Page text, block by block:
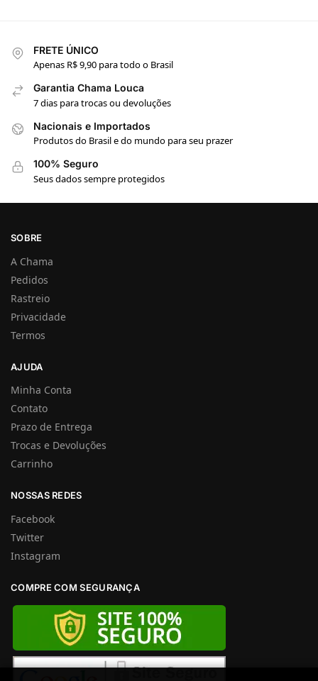
FRETE ÚNICO
Apenas R$ 9,90 para todo o Brasil
Garantia Chama Louca
7 dias para trocas ou devoluções
Nacionais e Importados
Produtos do Brasil e do mundo para seu prazer
100% Seguro
Seus dados sempre protegidos
SOBRE
A Chama
Pedidos
Rastreio
Privacidade
Termos
AJUDA
Minha Conta
Contato
Prazo de Entrega
Trocas e Devoluções
Carrinho
NOSSAS REDES
Facebook
Twitter
Instagram
COMPRE COM SEGURANÇA